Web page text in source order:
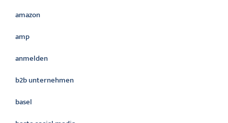
amazon
amp
anmelden
b2b unternehmen
basel